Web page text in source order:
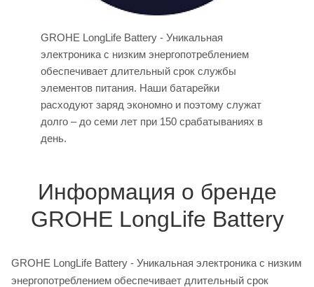
GROHE LongLife Battery - Уникальная
электроника с низким энергопотреблением
обеспечивает длительный срок службы
элементов питания. Наши батарейки
расходуют заряд экономно и поэтому служат
долго – до семи лет при 150 срабатываниях в
день.
Информация о бренде
GROHE LongLife Battery
GROHE LongLife Battery - Уникальная электроника с низким
энергопотреблением обеспечивает длительный срок